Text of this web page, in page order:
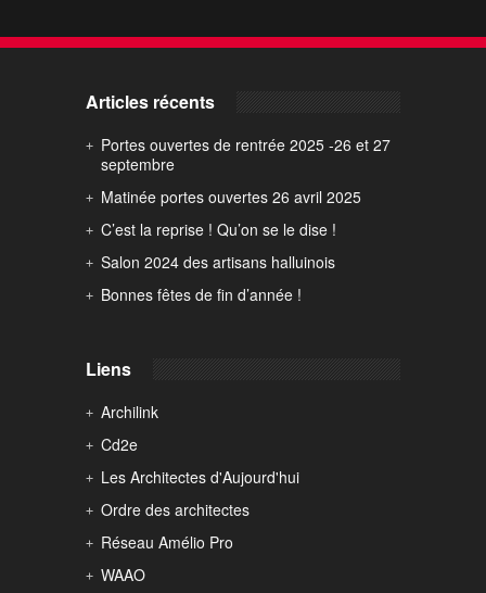
Articles récents
Portes ouvertes de rentrée 2025 -26 et 27
septembre
Matinée portes ouvertes 26 avril 2025
C’est la reprise ! Qu’on se le dise !
Salon 2024 des artisans halluinois
Bonnes fêtes de fin d’année !
Liens
Archilink
Cd2e
Les Architectes d'Aujourd'hui
Ordre des architectes
Réseau Amélio Pro
WAAO